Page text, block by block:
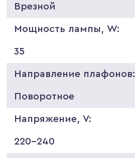
Врезной
Мощность лампы, W:
35
Направление плафонов:
Поворотное
Напряжение, V:
220-240